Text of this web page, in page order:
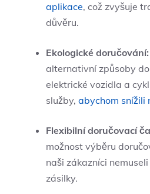
aplikace, což zvyšuje
důvěru.
Ekologické doručování:
alternativní způsoby
elektrické vozidla a
služby, abychom snížili
Flexibilní doručovací
možnost výběru
naši zákazníci
zásilky.